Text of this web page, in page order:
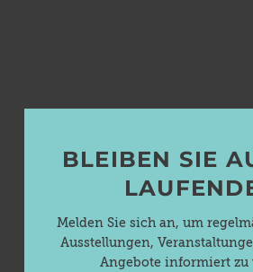
BLEIBEN SIE
Melden Sie sich an, um
Ausstellungen,
Angebote informiert zu